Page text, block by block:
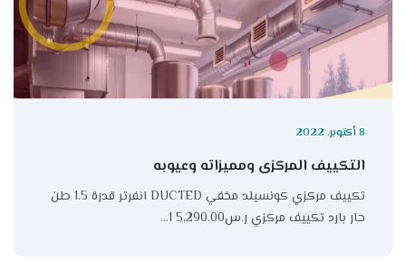
8 أكتوبر، 2022
التكييف المركزى ومميزاته وعيوبه
تكييف مركزي كونسيلد مخفي DUCTED انفرتر قدرة 1.5 طن
حار بارد تكييف مركزي ر.س5,290.00 1…